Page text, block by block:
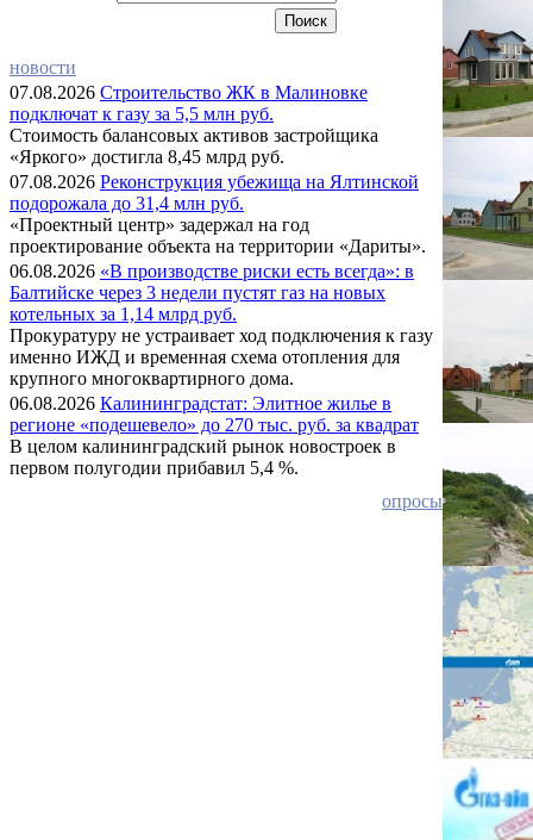
новости
07.08.2026 Строительство ЖК в Малиновке
подключат к газу за 5,5 млн руб.
Стоимость балансовых активов застройщика
«Яркого» достигла 8,45 млрд руб.
07.08.2026 Реконструкция убежища на Ялтинской
подорожала до 31,4 млн руб.
«Проектный центр» задержал на год
проектирование объекта на территории «Дариты».
06.08.2026 «В производстве риски есть всегда»: в
Балтийске через 3 недели пустят газ на новых
котельных за 1,14 млрд руб.
Прокуратуру не устраивает ход подключения к газу
именно ИЖД и временная схема отопления для
крупного многоквартирного дома.
06.08.2026 Калининградстат: Элитное жилье в
регионе «подешевело» до 270 тыс. руб. за квадрат
В целом калининградский рынок новостроек в
первом полугодии прибавил 5,4 %.
опросы